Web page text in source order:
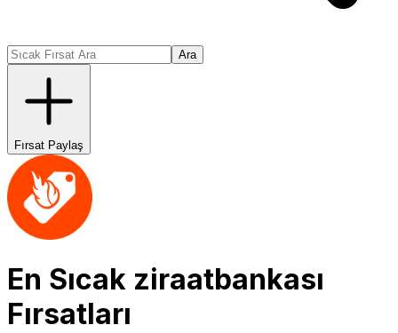
Ara
Fırsat Paylaş
En Sıcak ziraatbankası
Fırsatları